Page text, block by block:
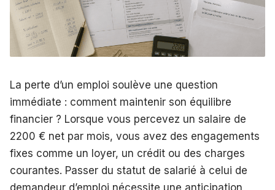
La perte d’un emploi soulève une question
immédiate : comment maintenir son équilibre
financier ? Lorsque vous percevez un salaire de
2200 € net par mois, vous avez des engagements
fixes comme un loyer, un crédit ou des charges
courantes. Passer du statut de salarié à celui de